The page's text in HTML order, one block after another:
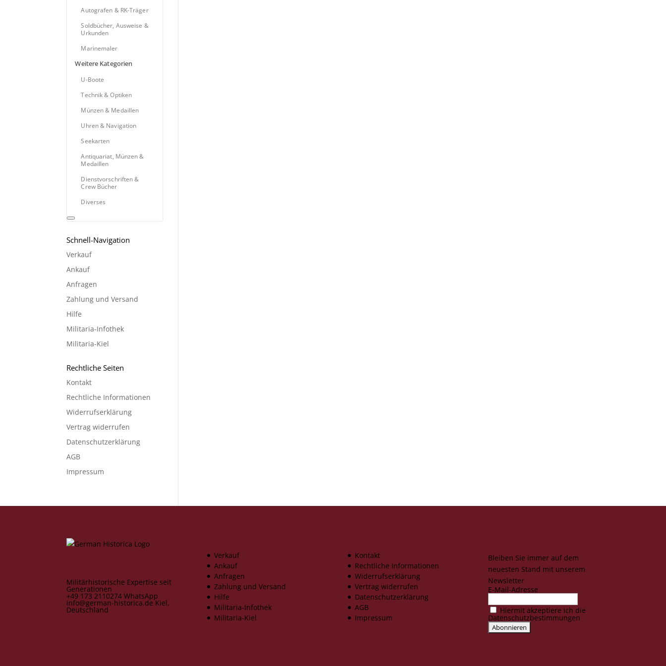
Autografen & RK-Träger
Soldbücher, Ausweise &
Urkunden
Marinemaler
Weitere Kategorien
U-Boote
Technik & Optiken
Münzen & Medaillen
Uhren & Navigation
Seekarten
Antiquariat, Münzen &
Medaillen
Dienstvorschriften &
Crew Bücher
Diverses
Schnell-Navigation
Verkauf
Ankauf
Anfragen
Zahlung und Versand
Hilfe
Militaria-Infothek
Militaria-Kiel
Rechtliche Seiten
Kontakt
Rechtliche Informationen
Widerrufserklärung
Vertrag widerrufen
Datenschutzerklärung
AGB
Impressum
Militärhistorische Expertise seit
Generationen
+49 173 2110274 WhatsApp
info@german-historica.de Kiel,
Deutschland
Verkauf
Ankauf
Anfragen
Zahlung und Versand
Hilfe
Militaria-Infothek
Militaria-Kiel
Kontakt
Rechtliche Informationen
Widerrufserklärung
Vertrag widerrufen
Datenschutzerklärung
AGB
Impressum
Bleiben Sie immer auf dem
neuesten Stand mit unserem
Newsletter
E-Mail-Adresse
Hiermit akzeptiere ich die
Datenschutzbestimmungen